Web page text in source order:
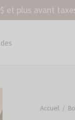
et plus avant
Accueil /